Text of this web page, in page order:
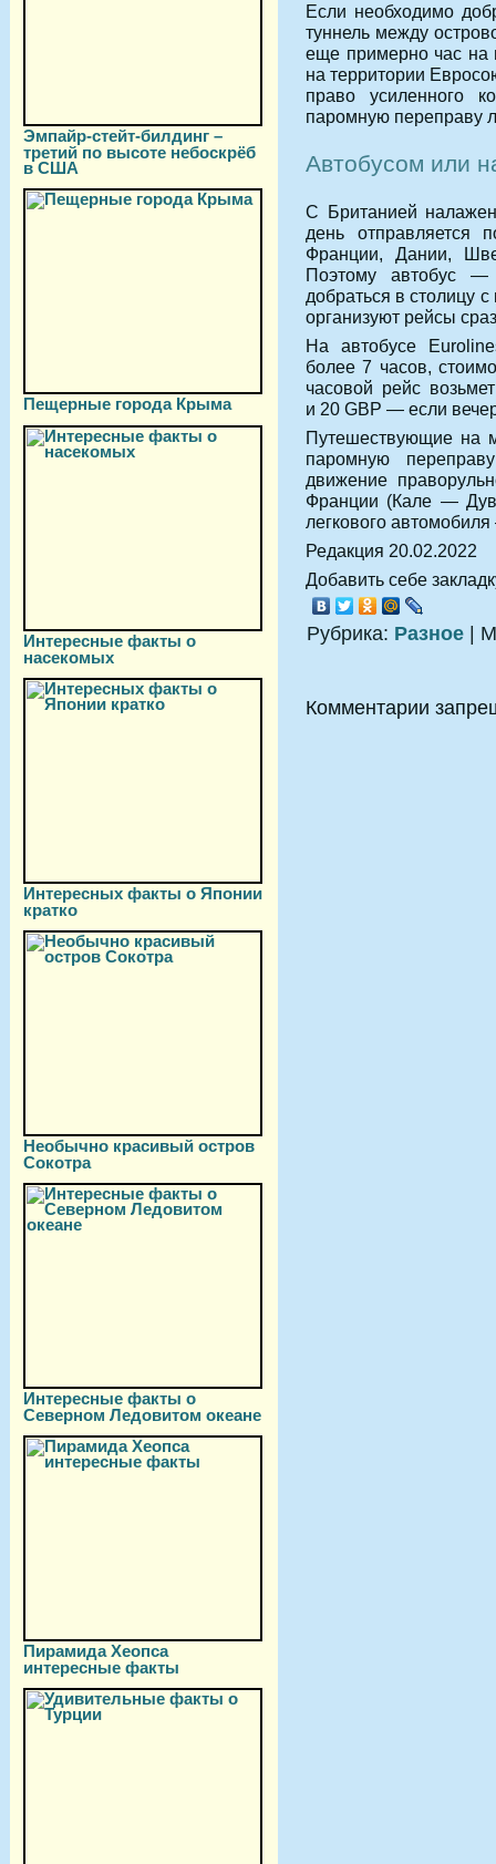
Эмпайр-стейт-билдинг –
третий по высоте небоскрёб
в США
Пещерные города Крыма
Интересные факты о
насекомых
Интересных факты о Японии
кратко
Необычно красивый остров
Сокотра
Интересные факты о
Северном Ледовитом океане
Пирамида Хеопса
интересные факты
Если необходимо
туннель между
еще примерно час на
на территории
право усиленного
паромную переправу
Автобусом или
С Британией
день отправляется
Франции, Дании,
Поэтому автобус
добраться в столицу
организуют рейсы
На автобусе
более 7 часов,
часовой рейс
и 20 GBP — если
Путешествующие на
паромную
движение
Франции (Кале —
легкового
Редакция 20.02.2022
Добавить себе
Рубрика: Разное |
Комментарии